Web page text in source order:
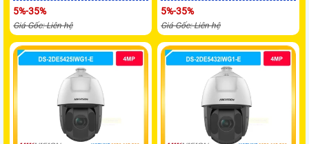
5%-35%
Giá Gốc: Liên hệ
5%-35%
Giá Gốc: Liên hệ